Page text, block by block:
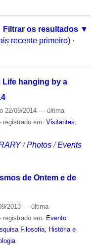
Filtrar os resultados
recente primeiro) ·
Life hanging by a
22/09/2014 — última
em: Visitantes
/Photos /Events
de Ontem e de
2013 — última
em: Evento
Filosofia, História e